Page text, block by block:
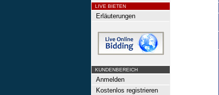
LIVE BIETEN
Erläuterungen
KUNDENBEREICH
Anmelden
Kostenlos registrieren